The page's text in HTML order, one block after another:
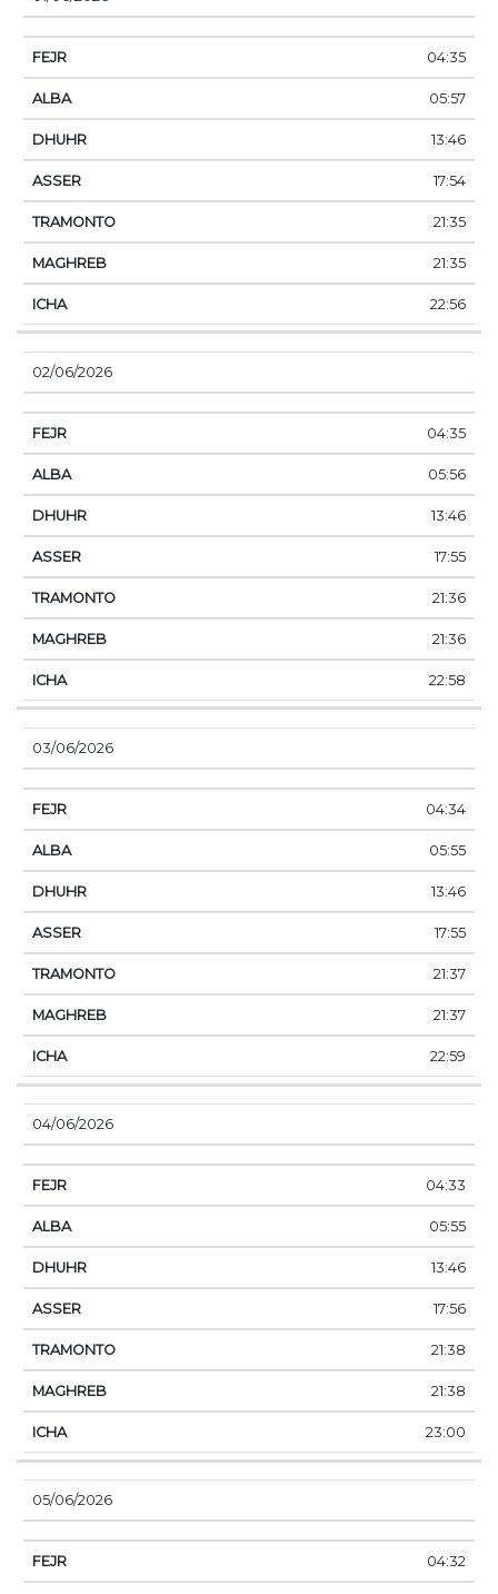
04:35
05:57
13:46
17:54
21:35
21:35
22:56
02/06/2026
04:35
05:56
13:46
17:55
21:36
21:36
22:58
03/06/2026
04:34
05:55
13:46
17:55
21:37
21:37
22:59
04/06/2026
04:33
05:55
13:46
17:56
21:38
21:38
23:00
05/06/2026
04:32